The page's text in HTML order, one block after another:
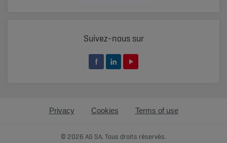
Suivez-nous sur
Privacy Cookies Terms of use
© 2026 AG SA, Tous droits réservés.